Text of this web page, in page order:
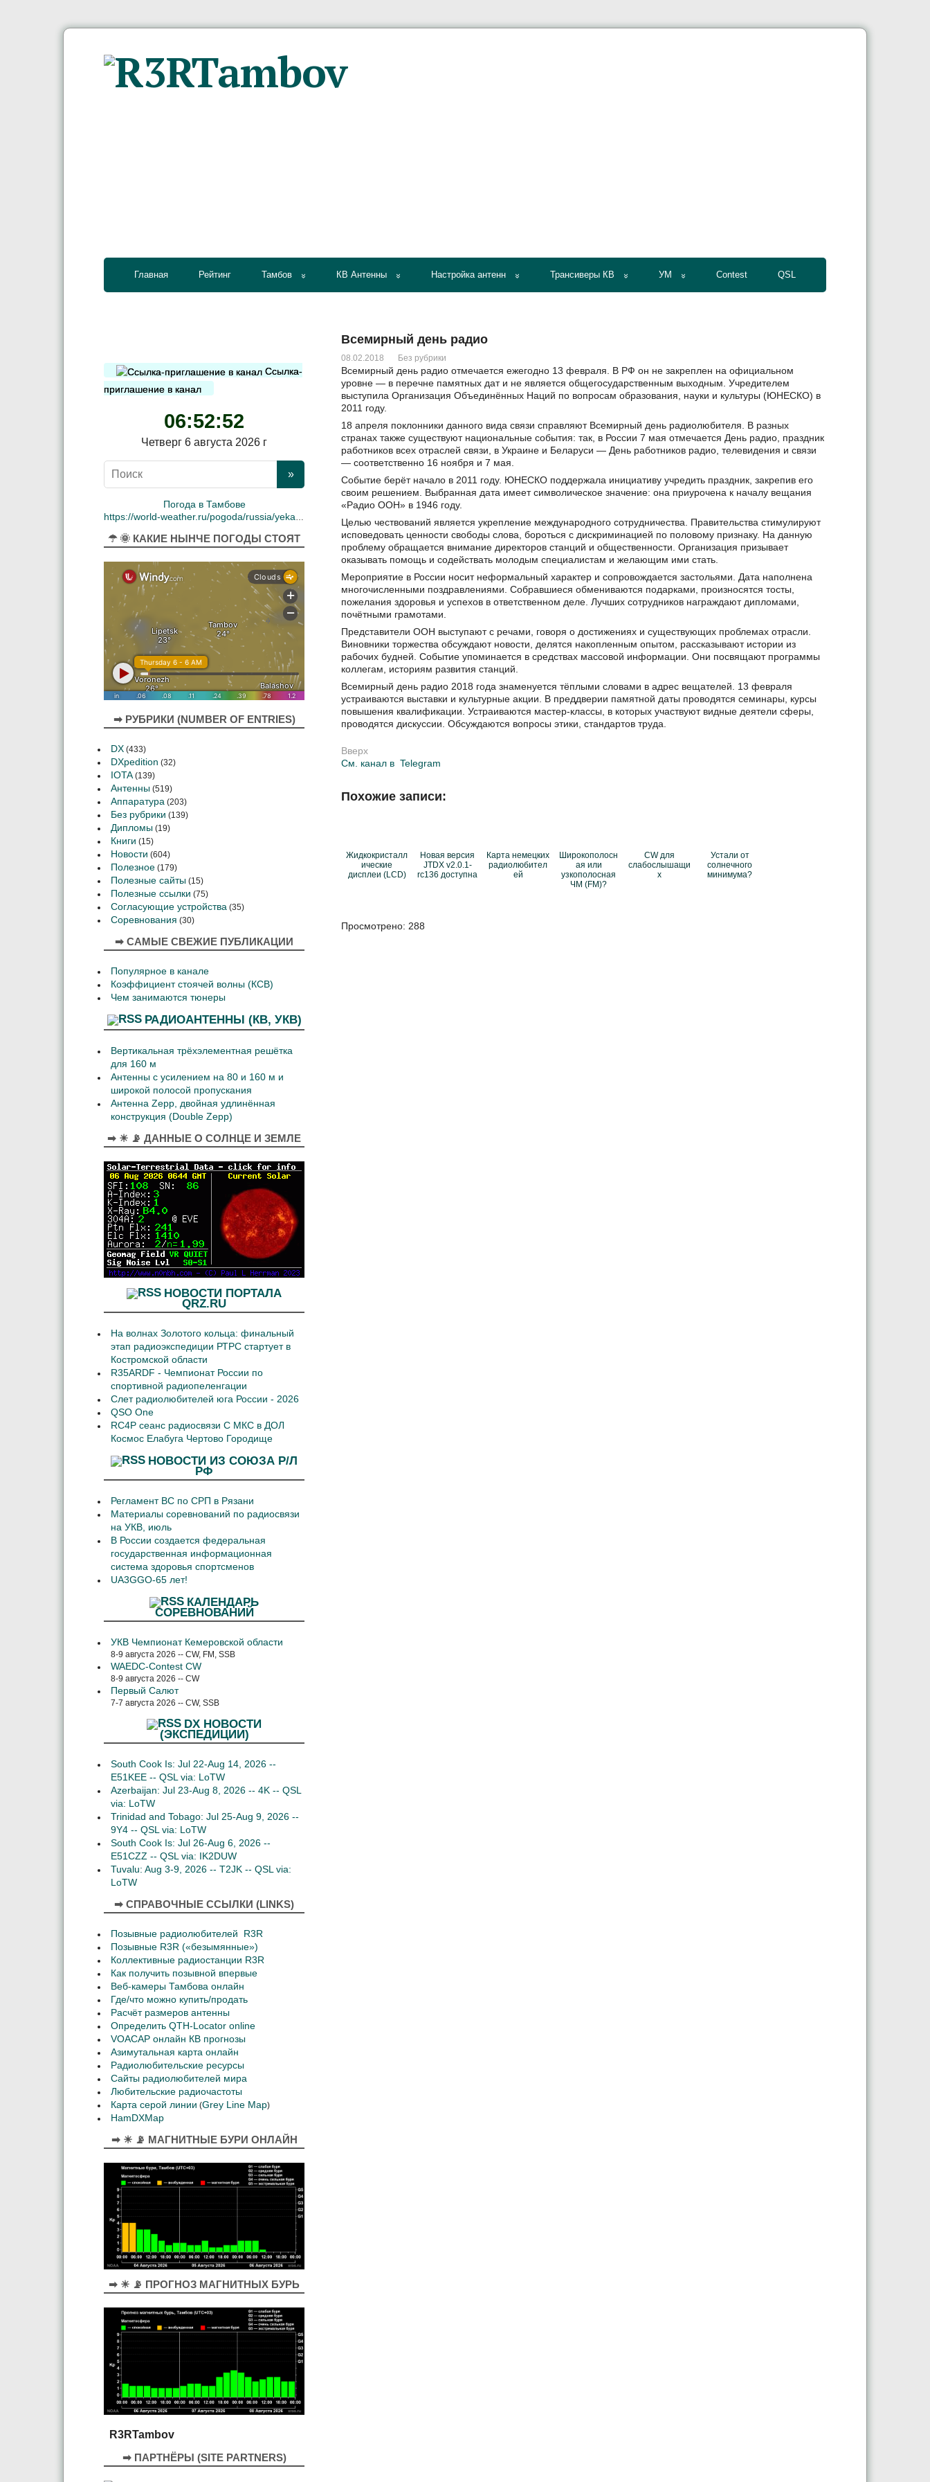
Главная Рейтинг Тамбов КВ Антенны Настройка антенн Трансиверы КВ УМ Contest QSL
Всемирный день радио
08.02.2018 Без рубрики
Всемирный день радио отмечается ежегодно 13 февраля. В РФ он не закреплен на официальном
уровне — в перечне памятных дат и не является общегосударственным выходным. Учредителем
выступила Организация Объединённых Наций по вопросам образования, науки и культуры (ЮНЕСКО) в
2011 году.
18 апреля поклонники данного вида связи справляют Всемирный день радиолюбителя. В разных
странах также существуют национальные события: так, в России 7 мая отмечается День радио, праздник
работников всех отраслей связи, в Украине и Беларуси — День работников радио, телевидения и связи
— соответственно 16 ноября и 7 мая.
Событие берёт начало в 2011 году. ЮНЕСКО поддержала инициативу учредить праздник, закрепив его
своим решением. Выбранная дата имеет символическое значение: она приурочена к началу вещания
«Радио ООН» в 1946 году.
Целью чествований является укрепление международного сотрудничества. Правительства стимулируют
исповедовать ценности свободы слова, бороться с дискриминацией по половому признаку. На данную
проблему обращается внимание директоров станций и общественности. Организация призывает
оказывать помощь и содействать молодым специалистам и желающим ими стать.
Мероприятие в России носит неформальный характер и сопровождается застольями. Дата наполнена
многочисленными поздравлениями. Собравшиеся обмениваются подарками, произносятся тосты,
пожелания здоровья и успехов в ответственном деле. Лучших сотрудников награждают дипломами,
почётными грамотами.
Представители ООН выступают с речами, говоря о достижениях и существующих проблемах отрасли.
Виновники торжества обсуждают новости, делятся накопленным опытом, рассказывают истории из
рабочих будней. Событие упоминается в средствах массовой информации. Они посвящают программы
коллегам, историям развития станций.
Всемирный день радио 2018 года знаменуется тёплыми словами в адрес вещателей. 13 февраля
устраиваются выставки и культурные акции. В преддверии памятной даты проводятся семинары, курсы
повышения квалификации. Устраиваются мастер-классы, в которых участвуют видные деятели сферы,
проводятся дискуссии. Обсуждаются вопросы этики, стандартов труда.
Вверх
См. канал в Telegram
Похожие записи:
Жидкокристалл
ические
дисплеи (LCD)
Новая версия
JTDX v2.0.1-
rc136 доступна
Карта немецких
радиолюбител
ей
Широкополосн
ая или
узкополосная
ЧМ (FM)?
CW для
слабослышащи
х
Устали от
солнечного
минимума?
Просмотрено:288
Ссылка-
приглашение в канал
06:52:53
Четверг 6 августа 2026 г
Погода в Тамбове
https://world-weather.ru/pogoda/russia/yekaterinburg/
☂ 🌞 КАКИЕ НЫНЧЕ ПОГОДЫ СТОЯТ
➡ РУБРИКИ (NUMBER OF ENTRIES)
DX (433)
DXpedition (32)
IOTA (139)
Антенны (519)
Аппаратура (203)
Без рубрики (139)
Дипломы (19)
Книги (15)
Новости (604)
Полезное (179)
Полезные сайты (15)
Полезные ссылки (75)
Согласующие устройства (35)
Соревнования (30)
➡ САМЫЕ СВЕЖИЕ ПУБЛИКАЦИИ
Популярное в канале
Коэффициент стоячей волны (КСВ)
Чем занимаются тюнеры
РАДИОАНТЕННЫ (КВ, УКВ)
Вертикальная трёхэлементная решётка
для 160 м
Антенны с усилением на 80 и 160 м и
широкой полосой пропускания
Антенна Zepp, двойная удлинённая
конструкция (Double Zepp)
➡ ☀ 📡 ДАННЫЕ О СОЛНЦЕ И ЗЕМЛЕ
НОВОСТИ ПОРТАЛА
QRZ.RU
На волнах Золотого кольца: финальный
этап радиоэкспедиции РТРС стартует в
Костромской области
R35ARDF - Чемпионат России по
спортивной радиопеленгации
Слет радиолюбителей юга России - 2026
QSO One
RC4P сеанс радиосвязи С МКС в ДОЛ
Космос Елабуга Чертово Городище
НОВОСТИ ИЗ СОЮЗА Р/Л
РФ
Регламент ВС по СРП в Рязани
Материалы соревнований по радиосвязи
на УКВ, июль
В России создается федеральная
государственная информационная
система здоровья спортсменов
UA3GGO-65 лет!
КАЛЕНДАРЬ
СОРЕВНОВАНИЙ
УКВ Чемпионат Кемеровской области
8-9 августа 2026 -- CW, FM, SSB
WAEDC-Contest CW
8-9 августа 2026 -- CW
Первый Салют
7-7 августа 2026 -- CW, SSB
DX НОВОСТИ
(ЭКСПЕДИЦИИ)
South Cook Is: Jul 22-Aug 14, 2026 --
E51KEE -- QSL via: LoTW
Azerbaijan: Jul 23-Aug 8, 2026 -- 4K -- QSL
via: LoTW
Trinidad and Tobago: Jul 25-Aug 9, 2026 --
9Y4 -- QSL via: LoTW
South Cook Is: Jul 26-Aug 6, 2026 --
E51CZZ -- QSL via: IK2DUW
Tuvalu: Aug 3-9, 2026 -- T2JK -- QSL via:
LoTW
➡ СПРАВОЧНЫЕ ССЫЛКИ (LINKS)
Позывные радиолюбителей R3R
Позывные R3R («безымянные»)
Коллективные радиостанции R3R
Как получить позывной впервые
Веб-камеры Тамбова онлайн
Где/что можно купить/продать
Расчёт размеров антенны
Определить QTH-Locator online
VOACAP онлайн КВ прогнозы
Азимутальная карта онлайн
Радиолюбительские ресурсы
Сайты радиолюбителей мира
Любительские радиочастоты
Карта серой линии (Grey Line Map)
HamDXMap
➡ ☀ 📡 МАГНИТНЫЕ БУРИ ОНЛАЙН
➡ ☀ 📡 ПРОГНОЗ МАГНИТНЫХ БУРЬ
R3RTambov
➡ ПАРТНЁРЫ (SITE PARTNERS)